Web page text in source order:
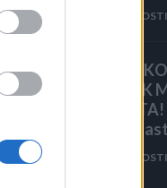
ZANIMLJIVOSTI
KOROV
ŠLJUNAK
U 24
samo 2
ZANIMLJIVOSTI